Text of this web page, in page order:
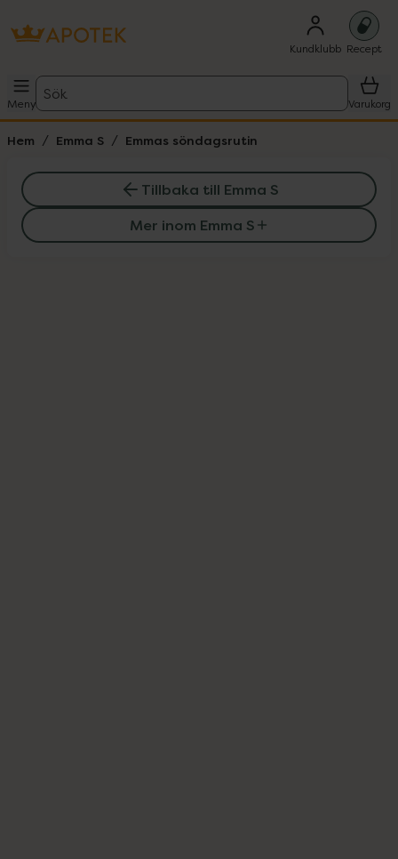
Kundklubb Recept
Meny
Sök
Varukorg
Hem Emma S Emmas söndagsrutin
Tillbaka till Emma S
Mer inom Emma S